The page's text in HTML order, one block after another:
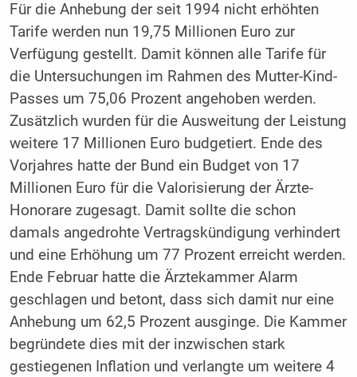
Für die Anhebung der seit 1994 nicht erhöhten
Tarife werden nun 19,75 Millionen Euro zur
Verfügung gestellt. Damit können alle Tarife für
die Untersuchungen im Rahmen des Mutter-Kind-
Passes um 75,06 Prozent angehoben werden.
Zusätzlich wurden für die Ausweitung der Leistung
weitere 17 Millionen Euro budgetiert. Ende des
Vorjahres hatte der Bund ein Budget von 17
Millionen Euro für die Valorisierung der Ärzte-
Honorare zugesagt. Damit sollte die schon
damals angedrohte Vertragskündigung verhindert
und eine Erhöhung um 77 Prozent erreicht werden.
Ende Februar hatte die Ärztekammer Alarm
geschlagen und betont, dass sich damit nur eine
Anhebung um 62,5 Prozent ausginge. Die Kammer
begründete dies mit der inzwischen stark
gestiegenen Inflation und verlangte um weitere 4